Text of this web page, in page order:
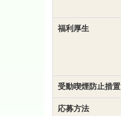
福利厚生
受動喫煙防止措置
応募方法